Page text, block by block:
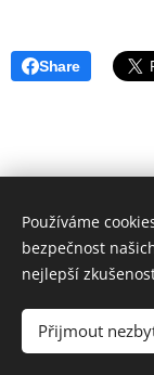
Share
Používáme
bezpečnost
nejlepší
Přijmout